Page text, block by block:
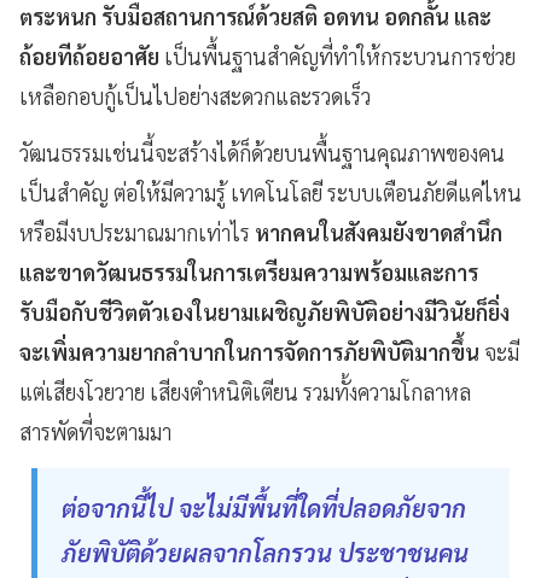
ตระหนก รับมือสถานการณ์ด้วยสติ อดทน อดกลั้น และ
ถ้อยทีถ้อยอาศัย เป็นพื้นฐานสำคัญที่ทำให้กระบวนการช่วย
เหลือกอบกู้เป็นไปอย่างสะดวกและรวดเร็ว
วัฒนธรรมเช่นนี้จะสร้างได้ก็ด้วยบนพื้นฐานคุณภาพของคน
เป็นสำคัญ ต่อให้มีความรู้ เทคโนโลยี ระบบเตือนภัยดีแค่ไหน
หรือมีงบประมาณมากเท่าไร หากคนในสังคมยังขาดสำนึก
และขาดวัฒนธรรมในการเตรียมความพร้อมและการ
รับมือกับชีวิตตัวเองในยามเผชิญภัยพิบัติอย่างมีวินัยก็ยิ่ง
จะเพิ่มความยากลำบากในการจัดการภัยพิบัติมากขึ้น จะมี
แต่เสียงโวยวาย เสียงตำหนิติเตียน รวมทั้งความโกลาหล
สารพัดที่จะตามมา
ต่อจากนี้ไป จะไม่มีพื้นที่ใดที่ปลอดภัยจาก
ภัยพิบัติด้วยผลจากโลกรวน ประชาชนคน